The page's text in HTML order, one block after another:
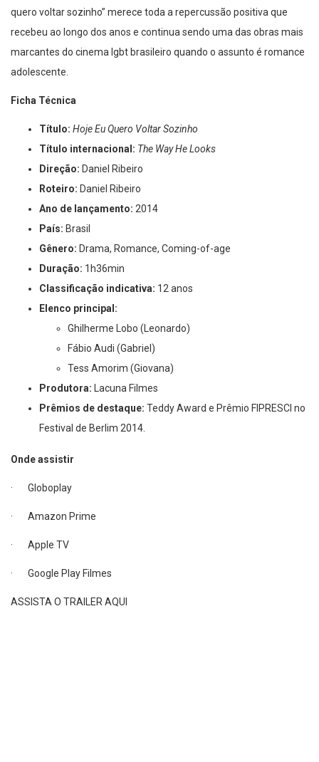
recebeu ao longo dos anos e continua sendo uma das obras mais
marcantes do cinema lgbt brasileiro quando o assunto é romance
adolescente.
Título internacional: The Way He Looks
Direção:Daniel Ribeiro
Roteiro:Daniel Ribeiro
Ano de lançamento:2014
País:Brasil
Gênero:Drama, Romance, Coming-of-age
Duração:1h36min
Classificação indicativa:
Elenco principal:
Ghilherme Lobo (Leonardo)
Fábio Audi (Gabriel)
Tess Amorim (Giovana)
Produtora:Lacuna Filmes
Prêmios de destaque:Teddy Award e Prêmio FIPRESCI no
Festival de Berlim 2014.